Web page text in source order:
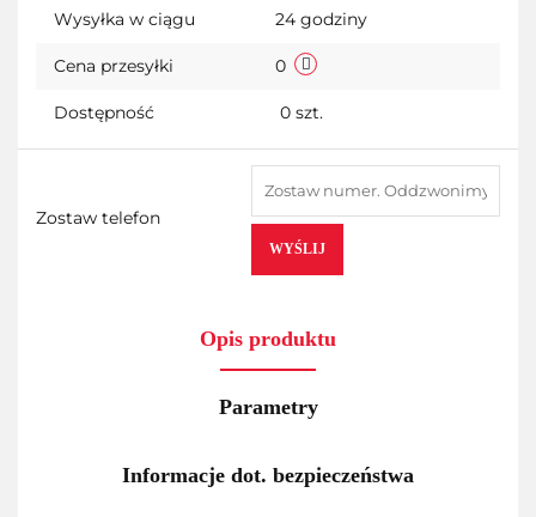
Wysyłka w ciągu 24 godziny
Cena przesyłki 0
Dostępność 0 szt.
Zostaw telefon
WYŚLIJ
Opis produktu
Parametry
Informacje dot. bezpieczeństwa